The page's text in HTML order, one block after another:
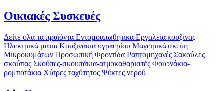
Οικιακές Συσκευές
Δείτε ολα τα προϊόντα Εντομοαπωθητικά Εργαλεία κουζίνας
Ηλεκτρικά μάτια Κουζινάκια υγραερίου Μαγειρικά σκεύη
Μικροκυμάτων Προσωπική Φροντίδα Ραπτομηχανές Σακούλες
σκούπας Σκούπες-σκουπάκια-ατμοκαθαριστές Φουρνάκια-
ρομποτάκια Χύτρες ταχύτητος Ψύκτες νερού